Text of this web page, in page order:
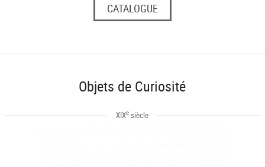
CATALOGUE
Objets de Curiosité
XIXe siècle